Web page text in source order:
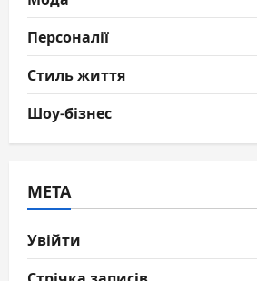
Персоналії
Стиль життя
Шоу-бізнес
МЕТА
Увійти